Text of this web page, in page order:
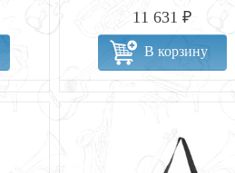
11 631 ₽
В корзину